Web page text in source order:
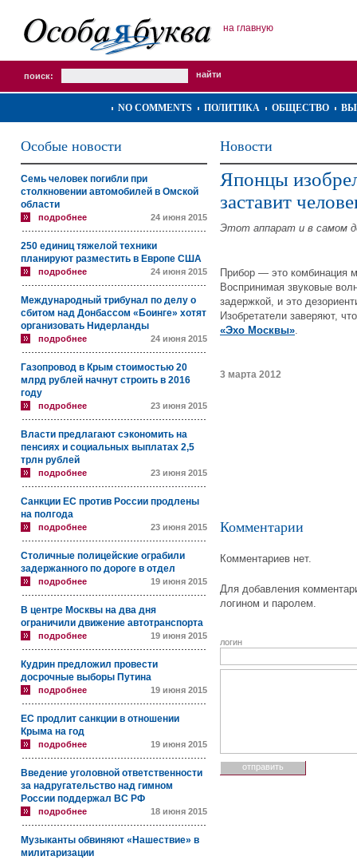
на главную
поиск:
NO COMMENTS ПОЛИТИКА ОБЩЕСТВО
Особые новости
Семь человек погибли при
столкновении автомобилей в Омской
области
подробнее 24 июня 2015
250 единиц тяжелой техники
планируют разместить в Европе США
подробнее 24 июня 2015
Международный трибунал по делу о
сбитом над Донбассом «Боинге» хотят
организовать Нидерланды
подробнее 24 июня 2015
Газопровод в Крым стоимостью 20
млрд рублей начнут строить в 2016
году
подробнее 23 июня 2015
Власти предлагают сэкономить на
пенсиях и социальных выплатах 2,5
трлн рублей
подробнее 23 июня 2015
Санкции ЕС против России продлены
на полгода
подробнее 23 июня 2015
Столичные полицейские ограбили
задержанного по дороге в отдел
подробнее 19 июня 2015
В центре Москвы на два дня
ограничили движение автотранспорта
подробнее 19 июня 2015
Кудрин предложил провести
досрочные выборы Путина
подробнее 19 июня 2015
ЕС продлит санкции в отношении
Крыма на год
подробнее 19 июня 2015
Введение уголовной ответственности
за надругательство над гимном
России поддержал ВС РФ
подробнее 18 июня 2015
Музыканты обвиняют «Нашествие» в
милитаризации
Новости
Японцы
заставит
Этот аппарат и в самом
Прибор — это комбинация
Воспринимая звуковые
задержкой, и это
Изобретатели заверяют,
«Эхо Москвы».
3 марта 2012
Комментарии
Комментариев нет.
Для добавления
логином и паролем.
логин